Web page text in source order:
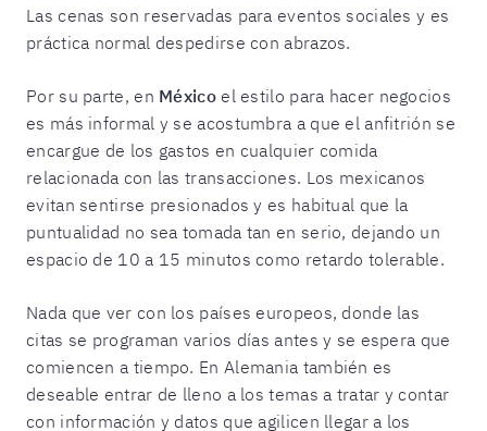
Las cenas son reservadas para eventos sociales y es
práctica normal despedirse con abrazos.
Por su parte, en Méxicoel estilo para hacer negocios
es más informal y se acostumbra a que el anfitrión se
encargue de los gastos en cualquier comida
relacionada con las transacciones. Los mexicanos
evitan sentirse presionados y es habitual que la
puntualidad no sea tomada tan en serio, dejando un
espacio de 10 a 15 minutos como retardo tolerable.
Nada que ver con los países europeos, donde las
citas se programan varios días antes y se espera que
comiencen a tiempo. En Alemania también es
deseable entrar de lleno a los temas a tratar y contar
con información y datos que agilicen llegar a los